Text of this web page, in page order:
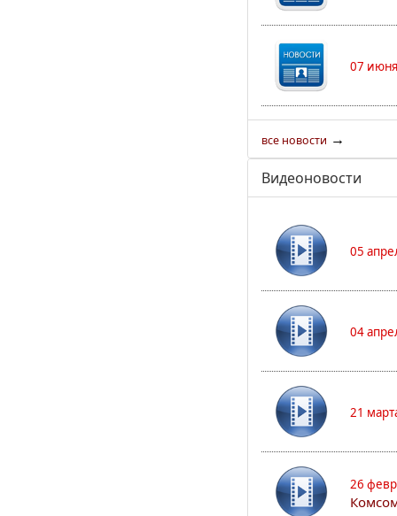
07
все новости →
Видеоновости
05
04
21
26